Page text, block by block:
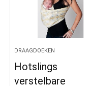
DRAAGDOEKEN
Hotslings
verstelbare